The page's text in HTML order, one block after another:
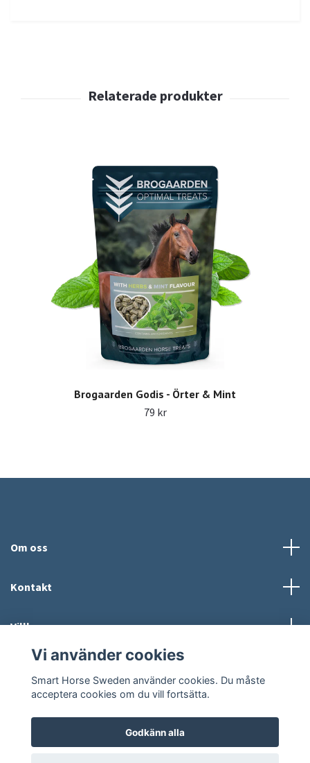
Brogaarden Godis - Örter & Mint
79 kr
Om oss
Kontakt
Villkor
Sociala medier
Vi använder cookies
Smart Horse Sweden använder cookies. Du måste
acceptera cookies om du vill fortsätta.
Godkänn alla